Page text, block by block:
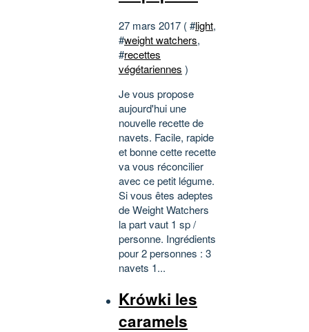
27 mars 2017 ( #light,
#weight watchers,
#recettes
végétariennes )
Je vous propose
aujourd'hui une
nouvelle recette de
navets. Facile, rapide
et bonne cette recette
va vous réconcilier
avec ce petit légume.
Si vous êtes adeptes
de Weight Watchers
la part vaut 1 sp /
personne. Ingrédients
pour 2 personnes : 3
navets 1...
Krówki les
caramels